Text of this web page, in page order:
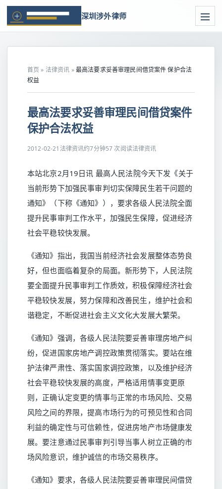
深圳涉外律师
首页 » 法律资讯 »最高法要求妥善审理民间借贷案件 保护合法
权益
最高法要求妥善审理民间借贷案件
保护合法权益
2012-02-21 法律资讯约7分钟57 次阅读法律资讯
本站北京2月19日讯 最高人民法院今天下发《关于
当前形势下加强民事审判切实保障民生若干问题的
通知》（下称《通知》），要求各级人民法院全面
提升民事审判工作水平，加强民生保障，促进经济
社会平稳较快发展。
《通知》指出，我国当前经济社会发展整体态势良
好，但也面临着复杂的局面。新形势下，人民法院
要全面提升民事审判工作质效，积极保障经济社会
平稳较快发展，努力保障和改善民生，维护社会和
谐稳定，不断促进社会主义文化大发展大繁荣。
《通知》强调，各级人民法院要妥善审理房地产纠
纷，促进国家房地产调控政策贯彻落实。要站在维
护法律严肃性、落实国家调控政策，以及维护经济
社会平稳较快发展的高度，严格适用情事变更原
则，正确认定变更的情事与正常的市场风险、交易
风险之间的界限，提高市场行为的可预见性和合同
利益的确定性与可信赖性，促进房地产市场健康发
展。要注意通过民事审判引导当事人树立正确的市
场风险意识，维护诚信的市场交易秩序。
《通知》要求，各级人民法院要妥善审理民间借贷